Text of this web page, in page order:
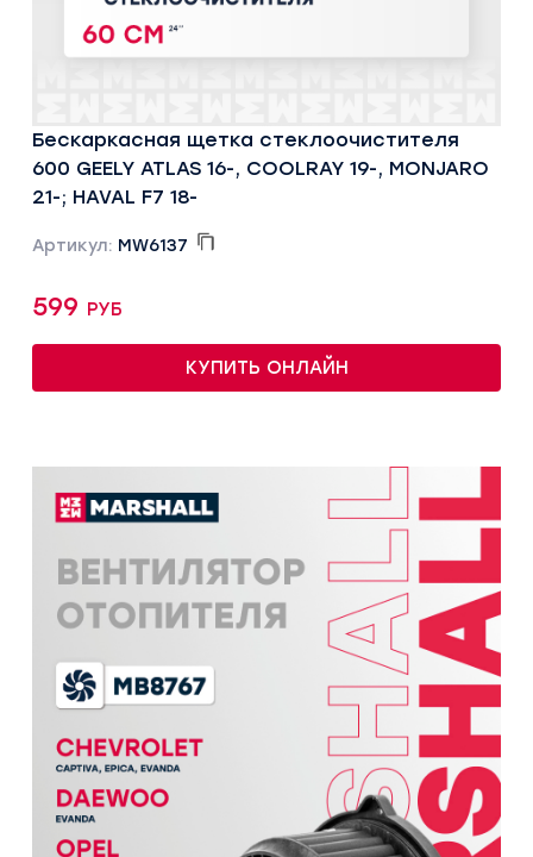
Бескаркасная щетка стеклоочистителя
600 GEELY ATLAS 16-, COOLRAY 19-, MONJARO
21-; HAVAL F7 18-
Артикул: MW6137
599 руб
КУПИТЬ ОНЛАЙН